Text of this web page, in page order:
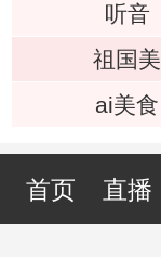
听音
祖国美
ai美食
首页 直播